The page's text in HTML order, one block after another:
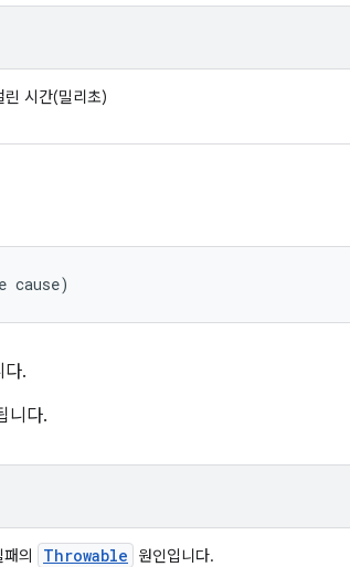
린 시간(밀리초)
cause)
다.
니다.
패의 Throwable 원인입니다.